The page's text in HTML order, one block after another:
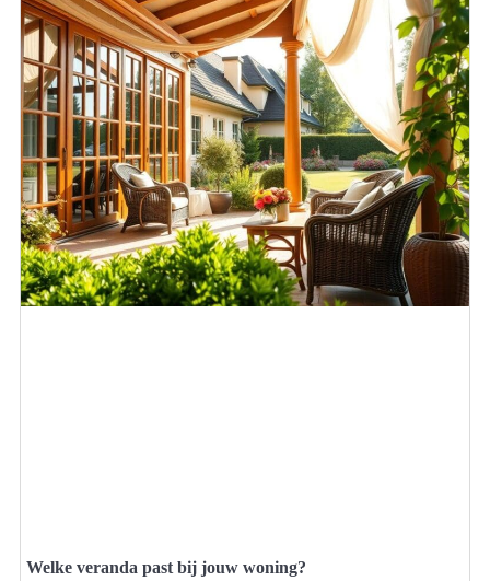
Welke veranda past bij jouw woning?